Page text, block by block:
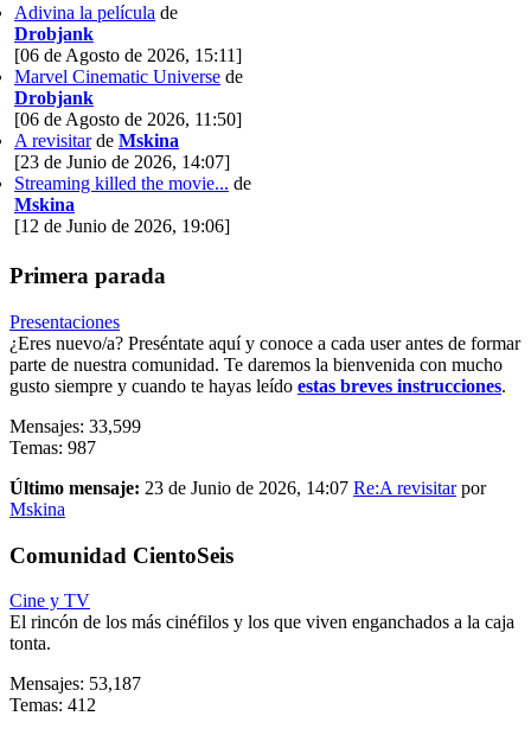
Adivina la película de
Drobjank
[06 de Agosto de 2026, 15:11]
Marvel Cinematic Universe de
Drobjank
[06 de Agosto de 2026, 11:50]
A revisitarde Mskina
[23 de Junio de 2026, 14:07]
Streaming killed the movie... de
Mskina
[12 de Junio de 2026, 19:06]
Primera parada
Presentaciones
¿Eres nuevo/a? Preséntate aquí y conoce a cada user antes de formar
parte de nuestra comunidad. Te daremos la bienvenida con mucho
gusto siempre y cuando te hayas leído estas breves instrucciones.
Mensajes: 33,599
Temas: 987
Último mensaje: 23 de Junio de 2026, 14:07 Re:A revisitarpor
Mskina
Comunidad CientoSeis
Cine y TV
El rincón de los más cinéfilos y los que viven enganchados a la caja
tonta.
Mensajes: 53,187
Temas: 412